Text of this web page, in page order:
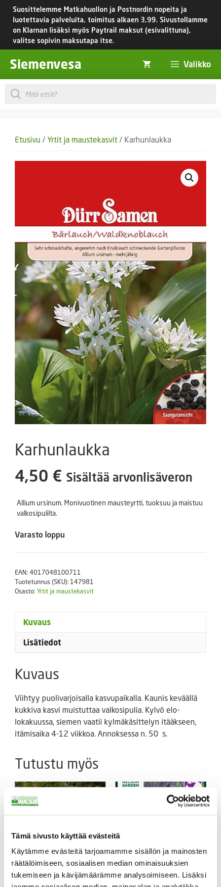
Tämä sivusto käyttää evästeitä
Käytämme evästeitä tarjoamamme sisällön ja mainosten
räätälöimiseen, sosiaalisen median ominaisuuksien
tukemiseen ja kävijämäärämme analysoimiseen. Lisäksi
Siirry
sisältöön
Suosittelemme Matkahuollon ja Postnordin nopeita ja
luotettavia palveluita, toimitus alkaen 3,99. Sivustollamme
on Klarnan lisäksi myös Paytrail maksut (esivalittuna),
valitse sopivin maksutapa itse.
Siemenvesa Valikko
Products
search
Etusivu / Yrtit ja maustekasvit / Karhunlaukka
Karhunlaukka
4,50 € Sisältää arvonlisäveron
Allium ursinum. Monivuotinen mausteyrtti, tuoksuu ja maistuu
valkosipulilta.
Varasto loppu
EAN: 4017048100711
Tuotetunnus (SKU): 147981
Osasto: Yrtit ja maustekasvit
Kuvaus
Lisätiedot
Kuvaus
Viihtyy puolivarjoisalla kasvupaikalla. Kaunis keväällä
kukkiva kasvi muistuttaa valkosipulia. Kylvö elo-
lokakuussa, siemen vaatii kylmäkäsittelyn itääkseen,
itämisaika 4-12 viikkoa. Annoksessa n. 50 s.
Tutustu myös